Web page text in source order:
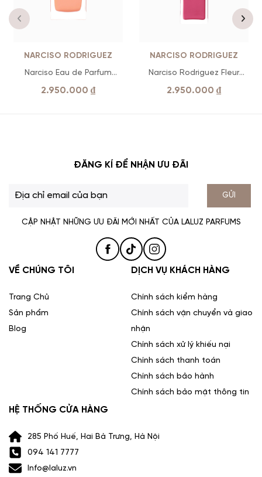
NARCISO RODRIGUEZ
Narciso Eau de Parfum
Ambrée
2.950.000 ₫
NARCISO RODRIGUEZ
Narciso Rodriguez Fleur
Musc EDP
2.950.000 ₫
ĐĂNG KÍ ĐỂ NHẬN ƯU ĐÃI
GỬI
CẬP NHẬT NHỮNG ƯU ĐÃI MỚI NHẤT CỦA LALUZ PARFUMS
VỀ CHÚNG TÔI
Trang Chủ
Sản phẩm
Blog
DỊCH VỤ KHÁCH HÀNG
Chính sách kiểm hàng
Chính sách vận chuyển và giao
nhận
Chính sách xử lý khiếu nại
Chính sách thanh toán
Chính sách bảo hành
Chính sách bảo mật thông tin
HỆ THỐNG CỬA HÀNG
285 Phố Huế, Hai Bà Trưng, Hà Nội
094 141 7777
Info@laluz.vn